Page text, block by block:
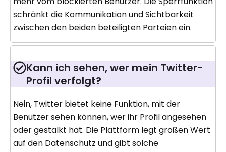
schränkt die Kommunikation und Sichtbarkeit
zwischen den beiden beteiligten Parteien ein.
Kann ich sehen, wer mein Twitter-
Profil verfolgt?
Nein, Twitter bietet keine Funktion, mit der
Benutzer sehen können, wer ihr Profil angesehen
oder gestalkt hat. Die Plattform legt großen Wert
auf den Datenschutz und gibt solche